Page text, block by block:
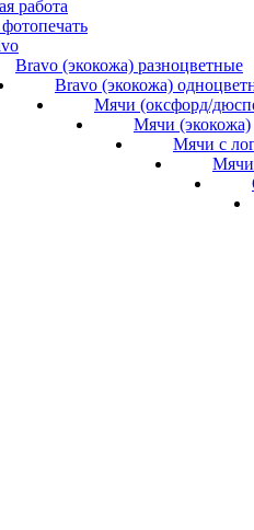
работа
Bravo (экокожа) разноцветные
Bravo (экокожа)
Мячи (оксфорд/
Мячи (экокожа)
Мячи с